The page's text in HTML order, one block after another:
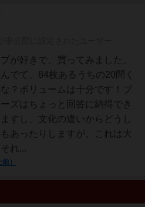
が好きで、買ってみました。
でて、84枚あるうちの20問く
？ボリュームは十分です！ブ
ーズはちょっと回答に納得でき
すし、文化の違いからどうし
あったりしますが、これは大
れ...
）